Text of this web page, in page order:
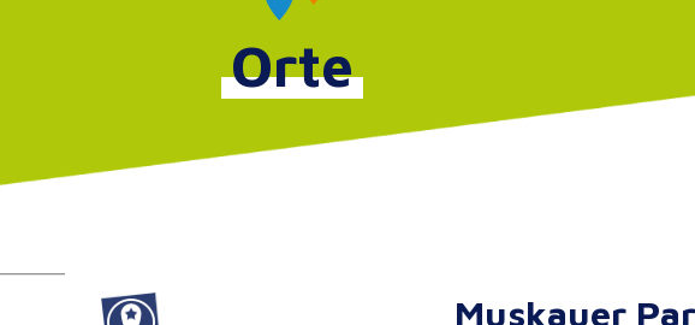
Orte
Muskauer